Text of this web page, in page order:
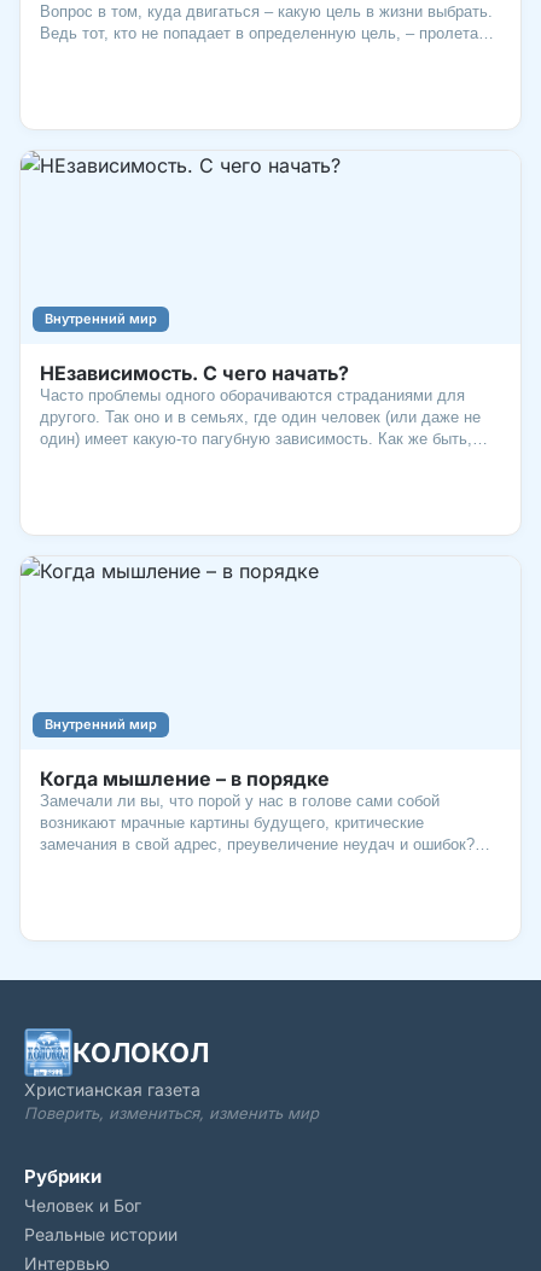
Вопрос в том, куда двигаться – какую цель в жизни выбрать.
Ведь тот, кто не попадает в определенную цель, – пролетает
Внутренний мир
НЕзависимость. С чего начать?
Часто проблемы одного оборачиваются страданиями для
другого. Так оно и в семьях, где один человек (или даже не
один) имеет какую-то пагубную зависимость. Как же быть,
Внутренний мир
Когда мышление – в порядке
Замечали ли вы, что порой у нас в голове сами собой
возникают мрачные картины будущего, критические
замечания в свой адрес, преувеличение неудач и ошибок?
КОЛОКОЛ
Христианская газета
Поверить, измениться, изменить мир
Рубрики
Человек и Бог
Реальные истории
Интервью